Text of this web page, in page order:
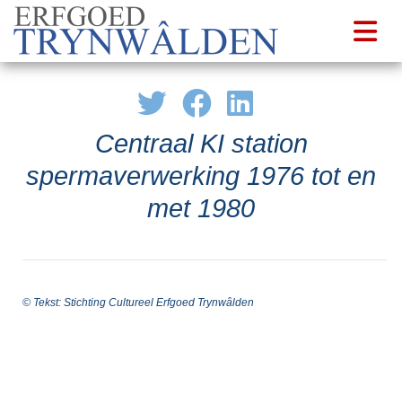
Centraal KI station
spermaverwerking 1976 tot en
met 1980
© Tekst: Stichting Cultureel Erfgoed Trynwâlden